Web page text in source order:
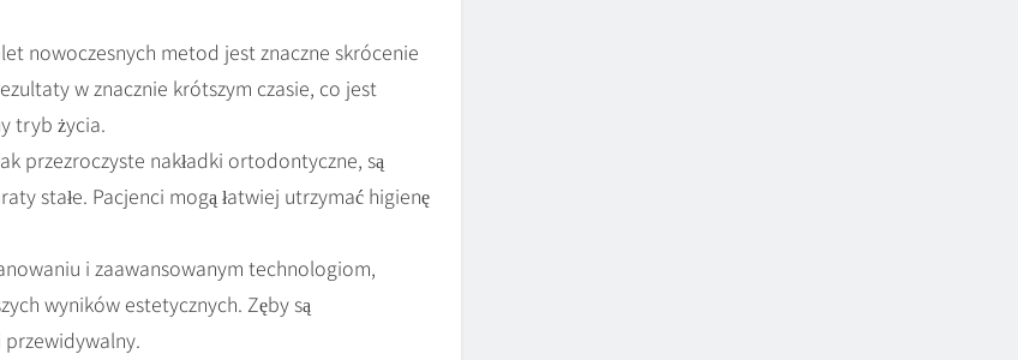
nowoczesnych metod jest znaczne skrócenie
w znacznie krótszym czasie, co jest
tryb życia.
przezroczyste nakładki ortodontyczne, są
stałe. Pacjenci mogą łatwiej utrzymać higienę
i zaawansowanym technologiom,
wyników estetycznych. Zęby są